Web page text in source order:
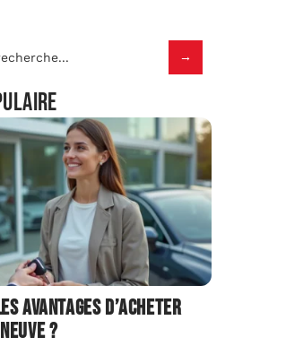
avantages d’acheter
?